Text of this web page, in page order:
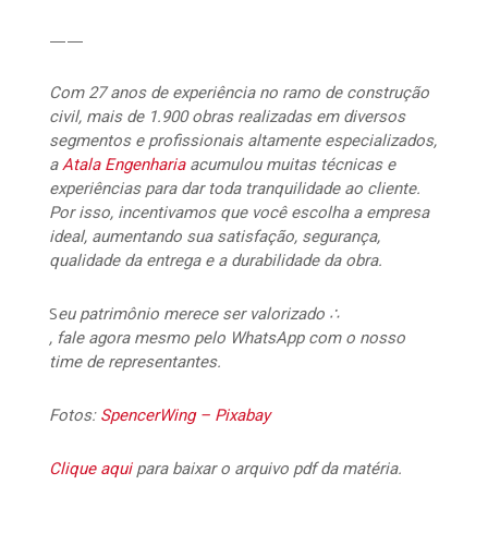
——
Com 27 anos de experiência no ramo de construção
civil, mais de 1.900 obras realizadas em diversos
segmentos e profissionais altamente especializados,
aAtala Engenhariaacumulou muitas técnicas e
experiências para dar toda tranquilidade ao cliente.
Por isso, incentivamos que você escolha a empresa
ideal, aumentando sua satisfação, segurança,
qualidade da entrega e a durabilidade da obra.
Seu patrimônio merece ser valorizado ∴
, fale agora mesmo pelo WhatsApp com o nosso
time de representantes.
Fotos: SpencerWing – Pixabay
Clique aquipara baixar o arquivo pdf da matéria.